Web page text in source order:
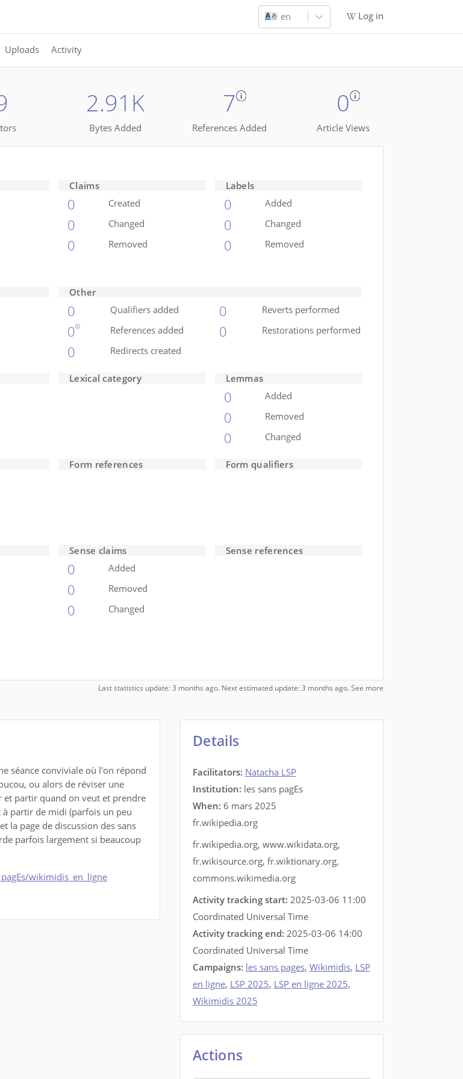
en Log in
Uploads Activity
2.91K
Bytes Added
7
References Added
0
Article Views
Claims
0 Created
0 Changed
0 Removed
Labels
0 Added
0 Changed
0 Removed
Other
0 Qualifiers added
0 References added
0 Redirects created
0 Reverts performed
0 Restorations performed
Lexical category Lemmas
0 Added
0 Removed
0 Changed
Form references Form qualifiers
Sense claims
0 Added
0 Removed
0 Changed
Sense references
Last statistics update: 3 months ago. Next estimated update: 3 months ago.See more
séance conviviale où l'on répond
ou alors de réviser une
et partir quand on veut et prendre
partir de midi (parfois un peu
la page de discussion des sans
parfois largement si beaucoup
wikimidis_en_ligne
Details
Facilitators: Natacha LSP
Institution: les sans pagEs
When: 6 mars 2025
fr.wikipedia.org
fr.wikipedia.org, www.wikidata.org,
fr.wikisource.org, fr.wiktionary.org,
commons.wikimedia.org
Activity tracking start: 2025-03-06 11:00
Coordinated Universal Time
Activity tracking end: 2025-03-06 14:00
Coordinated Universal Time
Campaigns: les sans pages, Wikimidis, LSP
en ligne, LSP 2025, LSP en ligne 2025,
Wikimidis 2025
Actions